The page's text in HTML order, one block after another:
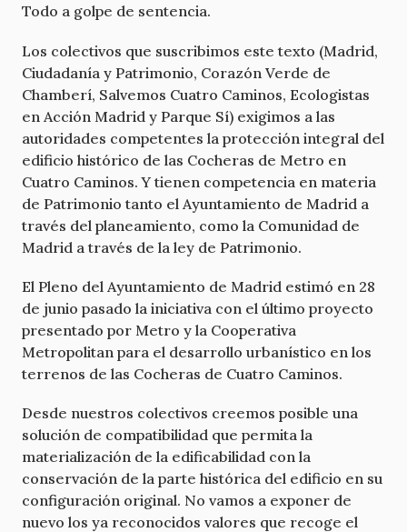
Todo a golpe de sentencia.
Los colectivos que suscribimos este texto (Madrid,
Ciudadanía y Patrimonio, Corazón Verde de
Chamberí, Salvemos Cuatro Caminos, Ecologistas
en Acción Madrid y Parque Sí) exigimos a las
autoridades competentes la protección integral del
edificio histórico de las Cocheras de Metro en
Cuatro Caminos. Y tienen competencia en materia
de Patrimonio tanto el Ayuntamiento de Madrid a
través del planeamiento, como la Comunidad de
Madrid a través de la ley de Patrimonio.
El Pleno del Ayuntamiento de Madrid estimó en 28
de junio pasado la iniciativa con el último proyecto
presentado por Metro y la Cooperativa
Metropolitan para el desarrollo urbanístico en los
terrenos de las Cocheras de Cuatro Caminos.
Desde nuestros colectivos creemos posible una
solución de compatibilidad que permita la
materialización de la edificabilidad con la
conservación de la parte histórica del edificio en su
configuración original. No vamos a exponer de
nuevo los ya reconocidos valores que recoge el